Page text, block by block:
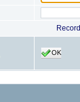
OK